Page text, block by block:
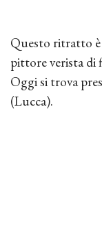
Questo ritratto è
pittore verista di
Oggi si trova
(Lucca).